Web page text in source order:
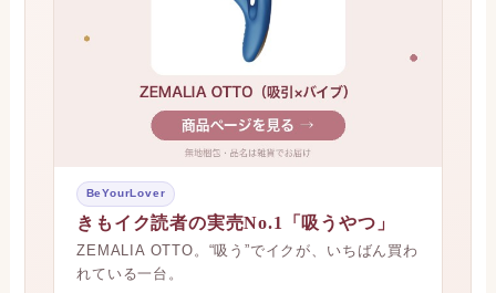
BeYourLover
きもイク読者の実売No.1「吸うやつ」
ZEMALIA OTTO。“吸う”でイクが、いちばん買わ
れている一台。